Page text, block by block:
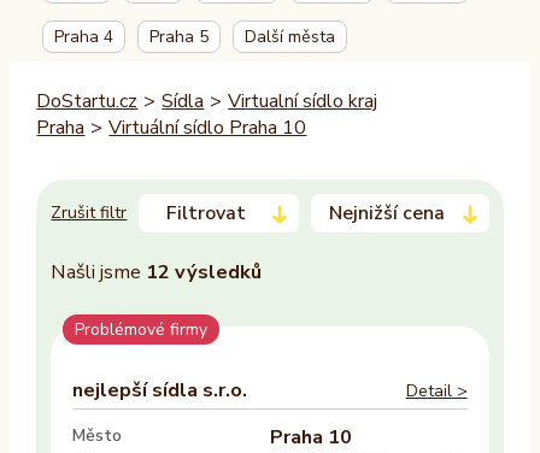
Praha 4 Praha 5 Další města
DoStartu.cz > Sídla > Virtualní sídlo kraj
Praha > Virtuální sídlo Praha 10
Zrušit filtr Filtrovat Nejnižší cena
–
Ano
Ne
Našli jsme 12 výsledků
Problémové firmy
nejlepší sídla s.r.o.
Detail >
Město
Praha 10